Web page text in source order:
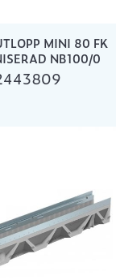
MINI 80 FK
NB100/0